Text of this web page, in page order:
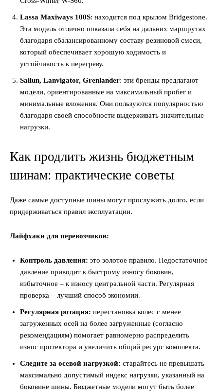
Lassa Maxiways 100S: находится под крылом Bridgestone.
Эта модель отлично показала себя на дальних маршрутах
благодаря сбалансированному составу резиновой смеси,
который обеспечивает хорошую ходимость и
устойчивость к перегреву.
Sailun, Lanvigator, Grenlander: эти бренды предлагают
модели, ориентированные на максимальный пробег и
минимальные вложения. Они пользуются популярностью
благодаря своей способности выдерживать значительные
нагрузки.
Как продлить жизнь бюджетным
шинам: практические советы
Даже самые доступные шины могут прослужить долго, если
придерживаться правил эксплуатации.
Лайфхаки для перевозчиков:
Контроль давления: это золотое правило. Недостаточное
давление приводит к быстрому износу боковин,
избыточное – к износу центральной части. Регулярная
проверка – лучший способ экономии.
Регулярная ротация: перестановка колес с менее
загруженных осей на более загруженные (согласно
рекомендациям) помогает равномерно распределить
износ протектора и увеличить общий ресурс комплекта.
Следите за осевой нагрузкой: старайтесь не превышать
максимально допустимый индекс нагрузки, указанный на
боковине шины. Бюджетные модели могут быть более